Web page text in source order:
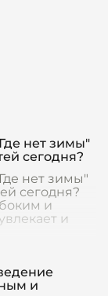
нет зимы"
сегодня?
нет зимы"
сегодня?
и
и
и